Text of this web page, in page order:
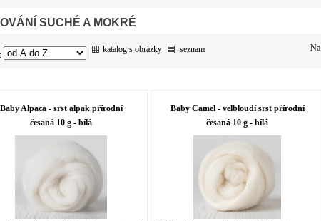
SUCHÉ A MOKRÉ
katalog s obrázky seznam
Baby Alpaca - srst alpak přírodní
česaná 10 g - bílá
Baby Camel - velbloudí srst přírodní
česaná 10 g - bílá